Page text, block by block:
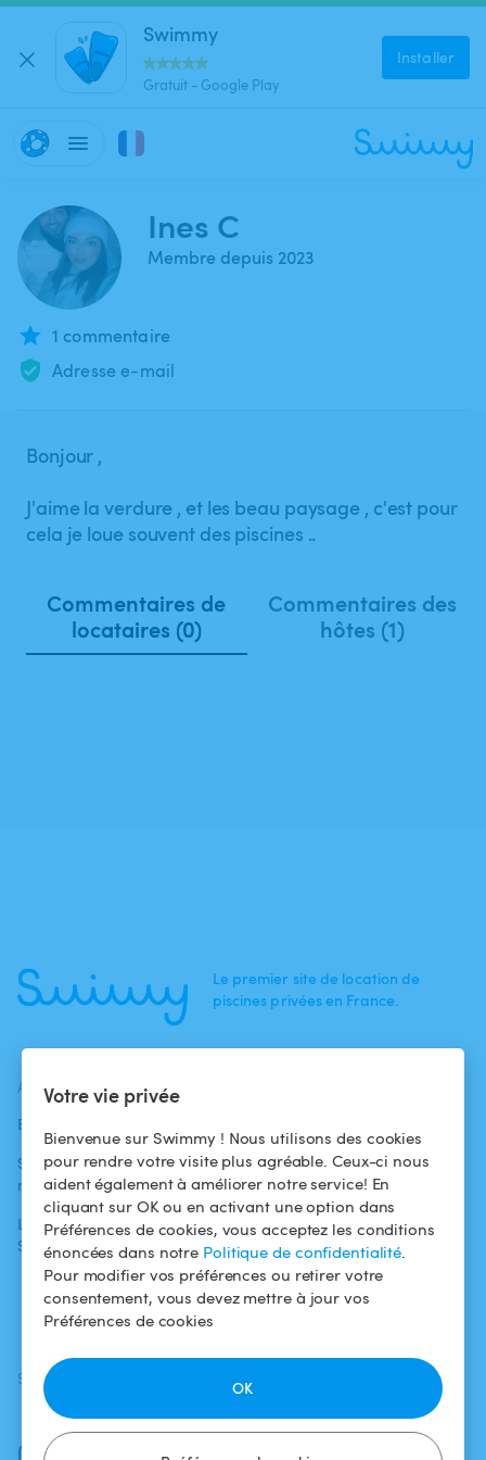
Votre vie privée
Bienvenue sur Swimmy ! Nous utilisons des cookies
pour rendre votre visite plus agréable. Ceux-ci nous
aident également à améliorer notre service! En
cliquant sur OK ou en activant une option dans
Préférences de cookies, vous acceptez les conditions
énoncées dans notre Politique de confidentialité.
Pour modifier vos préférences ou retirer votre
consentement, vous devez mettre à jour vos
Préférences de cookies
OK
Swimmy
Gratuit - Google Play
Installer
Ines C
Membre depuis 2023
1 commentaire
Adresse e-mail
Bonjour ,
J'aime la verdure , et les beau paysage , c'est pour
cela je loue souvent des piscines ..
Commentaires de
locataires (0)
Commentaires des
hôtes (1)
Le premier site de location de
piscines privées en France.
ACTUALITÉS
Blog
Swimmy dans les
médias
L'aventure
Swimmy
baigneurs
Pour les
propriétaires
Louer ma piscine
Comment ça
marche ?
Conditions
d'utilisation
Politique de
confidentialité
Mentions légales
SUIVEZ-NOUS
Facebook
Instagram